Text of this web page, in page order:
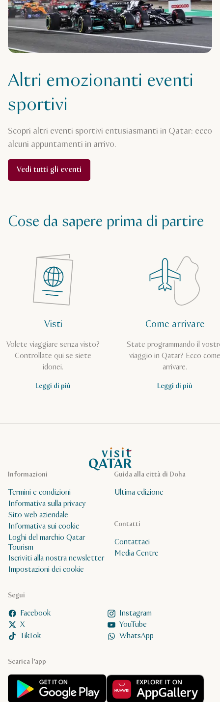
Altri emozionanti eventi
sportivi
Scopri altri eventi sportivi entusiasmanti in Qatar: ecco
alcuni appuntamenti in arrivo.
Vedi tutti gli eventi
Cose da sapere prima di partire
Visti
Volete viaggiare senza visto?
Controllate qui se siete
idonei.
Leggi di più
Come arrivare
State programmando il
viaggio in Qatar? Ecco come
arrivare.
Leggi di più
Pagina iniziale Visit Qatar
Scarica l’app
Guida alla città di Doha
Ultima edizione
Segui
Facebook
Instagram
X
YouTube
TikTok
WhatsApp
Contatti
Contattaci
Media Centre
Informazioni
Termini e condizioni
Informativa sulla privacy
Sito web aziendale
Informativa sui cookie
Loghi del marchio Qatar
Tourism
Iscriviti alla nostra newsletter
Impostazioni dei cookie